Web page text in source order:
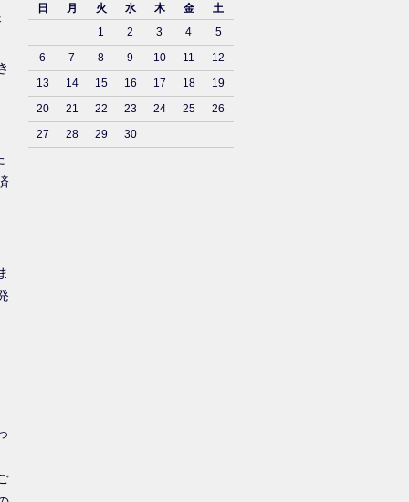
日
月 火 水 木 金
土
1
2 3 4
5
6
7 8 9 10 11
12
13
14 15 16 17 18
19
20
21 22 23 24 25
26
27
28 29 30